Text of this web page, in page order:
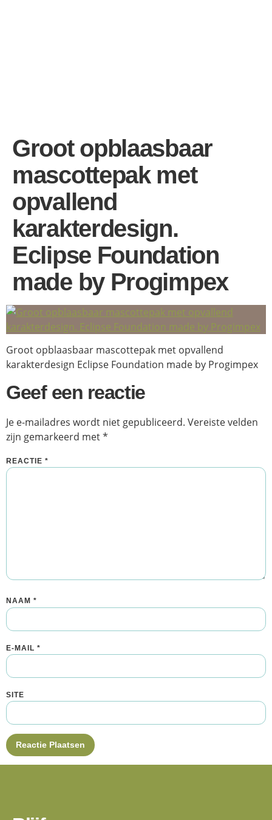
Groot opblaasbaar
mascottepak met
opvallend
karakterdesign.
Eclipse Foundation
made by Progimpex
Groot opblaasbaar mascottepak met opvallend
karakterdesign Eclipse Foundation made by Progimpex
Geef een reactie
Je e-mailadres wordt niet gepubliceerd. Vereiste velden
zijn gemarkeerd met*
REACTIE *
NAAM *
E-MAIL *
SITE